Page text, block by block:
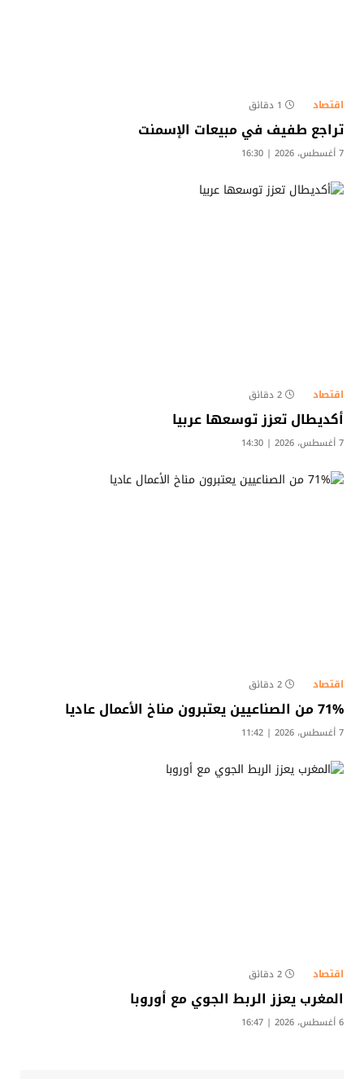
اقتصاد 1 دقائق
تراجع طفيف في مبيعات الإسمنت
7 أغسطس، 2026 | 16:30
اقتصاد 2 دقائق
أكديطال تعزز توسعها عربيا
7 أغسطس، 2026 | 14:30
اقتصاد 2 دقائق
71% من الصناعيين يعتبرون مناخ الأعمال عاديا
7 أغسطس، 2026 | 11:42
اقتصاد 2 دقائق
المغرب يعزز الربط الجوي مع أوروبا
6 أغسطس، 2026 | 16:47